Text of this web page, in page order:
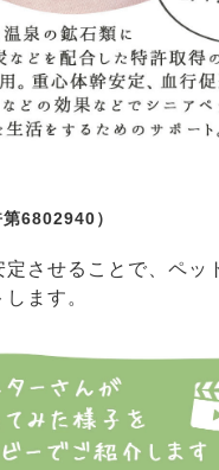
6802940）
定させることで、ペッ
ます。